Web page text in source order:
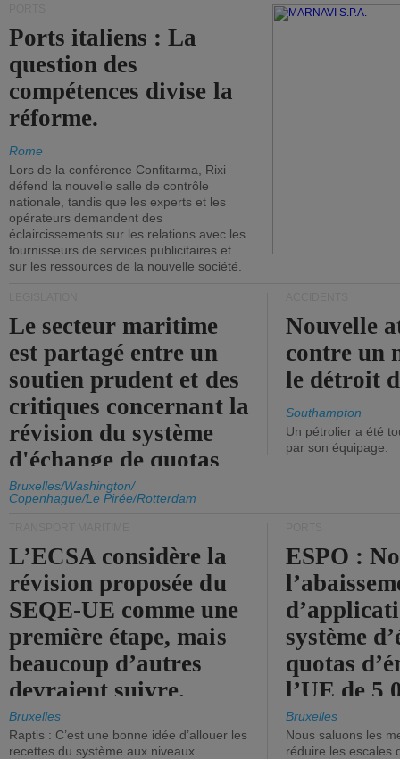
Ports italiens : La
question des
compétences divise la
réforme.
Rome
Lors de la conférence Confitarma, Rixi
défend la nouvelle salle de contrôle
nationale, tandis que les experts et les
opérateurs demandent des
éclaircissements sur les relations avec les
fournisseurs de services publicitaires et
sur les ressources de la nouvelle société.
Le secteur maritime
est partagé entre un
soutien prudent et des
critiques concernant la
révision du système
d'échange de quotas
d'émission de l'UE.
Bruxelles/Washington/
Copenhague/Le Pirée/Rotterdam
Nouvelle
contre un
le détroit
Southampton
Un pétrolier a été
par son équipage.
L’ECSA considère la
révision proposée du
SEQE-UE comme une
première étape, mais
beaucoup d’autres
devraient suivre.
Bruxelles
Raptis : C’est une bonne idée d’allouer les
recettes du système aux niveaux
ESPO :
système
quotas
l’UE de 5
tonneaux
brute.
Bruxelles
Nous saluons les
réduire les escales